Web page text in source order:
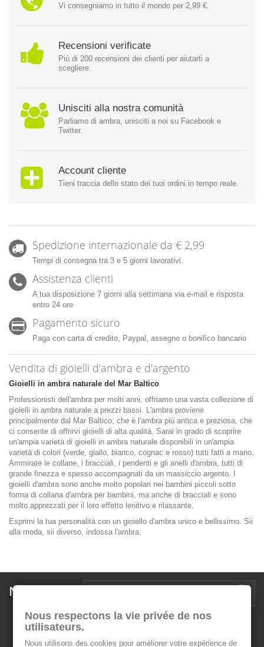
Vi consegniamo in tutto il mondo per 2,99 €.
Recensioni verificate
Più di 200 recensioni dei clienti per aiutarti a
scegliere.
Unisciti alla nostra comunità
Parliamo di ambra, unisciti a noi su Facebook e
Twitter.
Account cliente
Tieni traccia dello stato dei tuoi ordini in tempo reale.
Spedizione internazionale da € 2,99
Tempi di consegna tra 3 e 5 giorni lavorativi.
Assistenza clienti
A tua disposizione 7 giorni alla settimana via e-mail e risposta
entro 24 ore
Pagamento sicuro
Paga con carta di credito, Paypal, assegno o bonifico bancario
Vendita di gioielli d'ambra e d'argento
Gioielli in ambra naturale del Mar Baltico
Professionisti dell'ambra per molti anni, offriamo una vasta collezione di
gioielli in ambra naturale a prezzi bassi. L'ambra proviene
principalmente dal Mar Baltico, che è l'ambra più antica e preziosa, che
ci consente di offrirvi gioielli di alta qualità. Sarai in grado di scoprire
un'ampia varietà di gioielli in ambra naturale disponibili in un'ampia
varietà di colori (verde, giallo, bianco, cognac e rosso) tutti fatti a mano.
Ammirate le collane, i bracciali, i pendenti e gli anelli d'ambra, tutti di
grande finezza e spesso accompagnati da un massiccio argento. I
gioielli d'ambra sono anche molto popolari nei bambini piccoli sotto
forma di collana d'ambra per bambini, ma anche di bracciali e sono
molto apprezzati per il loro effetto lenitivo e rilassante.
Esprimi la tua personalità con un gioiello d'ambra unico e bellissimo. Sii
alla moda, sii diverso, indossa l'ambra.
Newsletter
Nous respectons la vie privée de nos
utilisateurs.
Nous utilisons des cookies pour améliorer votre expérience de